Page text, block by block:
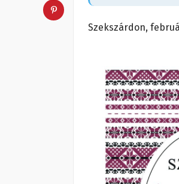
Szekszárdon,